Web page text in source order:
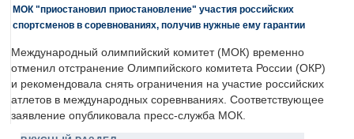
МОК "приостановил приостановление" участия российских
спортсменов в соревнованиях, получив нужные ему гарантии
Международный олимпийский комитет (МОК) временно
отменил отстранение Олимпийского комитета России (ОКР)
и рекомендовала снять ограничения на участие российских
атлетов в международных соревнваниях. Соответствующее
заявление опубликовала пресс-служба МОК.